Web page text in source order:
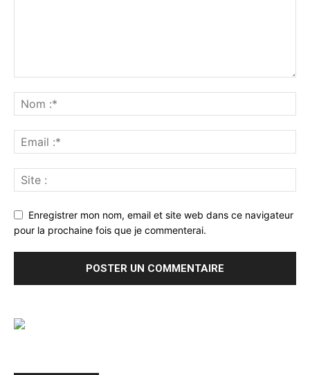
Enregistrer mon nom, email et site web dans ce navigateur
pour la prochaine fois que je commenterai.